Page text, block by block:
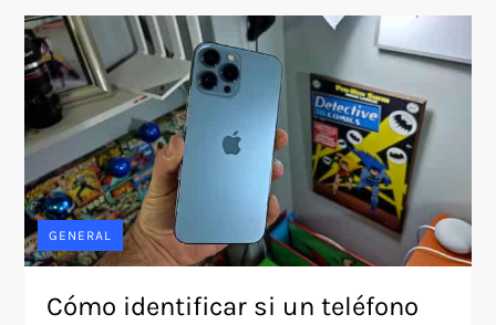
GENERAL
Cómo identificar si un teléfono